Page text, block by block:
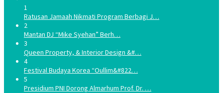
1
Ratusan Jamaah Nikmati Program Berbagi J…
2
Mantan DJ “Mike Syehan” Berh…
3
Queen Property, & Interior Design &#…
4
Festival Budaya Korea “Oullim&#822…
5
Presidium PNI Dorong Almarhum Prof. Dr. …